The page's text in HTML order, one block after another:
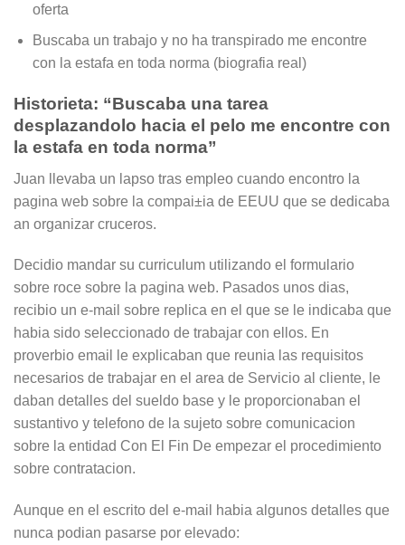
oferta
Buscaba un trabajo y no ha transpirado me encontre
con la estafa en toda norma (biografia real)
Historieta: “Buscaba una tarea
desplazandolo hacia el pelo me encontre con
la estafa en toda norma”
Juan llevaba un lapso tras empleo cuando encontro la
pagina web sobre la compai±i­a de EEUU que se dedicaba
an organizar cruceros.
Decidio mandar su curriculum utilizando el formulario
sobre roce sobre la pagina web. Pasados unos dias,
recibio un e-mail sobre replica en el que se le indicaba que
habia sido seleccionado de trabajar con ellos. En
proverbio email le explicaban que reunia las requisitos
necesarios de trabajar en el area de Servicio al cliente, le
daban detalles del sueldo base y le proporcionaban el
sustantivo y telefono de la sujeto sobre comunicacion
sobre la entidad Con El Fin De empezar el procedimiento
sobre contratacion.
Aunque en el escrito del e-mail habia algunos detalles que
nunca podian pasarse por elevado: